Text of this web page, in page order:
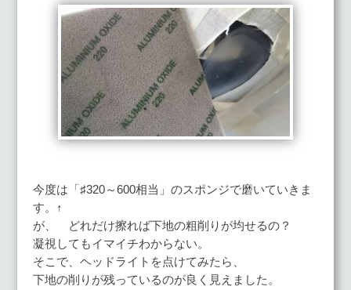
今度は「♯320～600相当」のスポンジで磨いていきま
す。↑
が、 どれだけ擦れば下地の粗削りが均せるの？
凝視してもイマイチわからない。
そこで、ヘッドライトを点けてみたら、
下地の削りが残っているのが良く見えました。